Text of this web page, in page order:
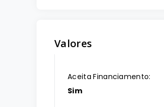
Valores
Aceita Financiamento:
Sim